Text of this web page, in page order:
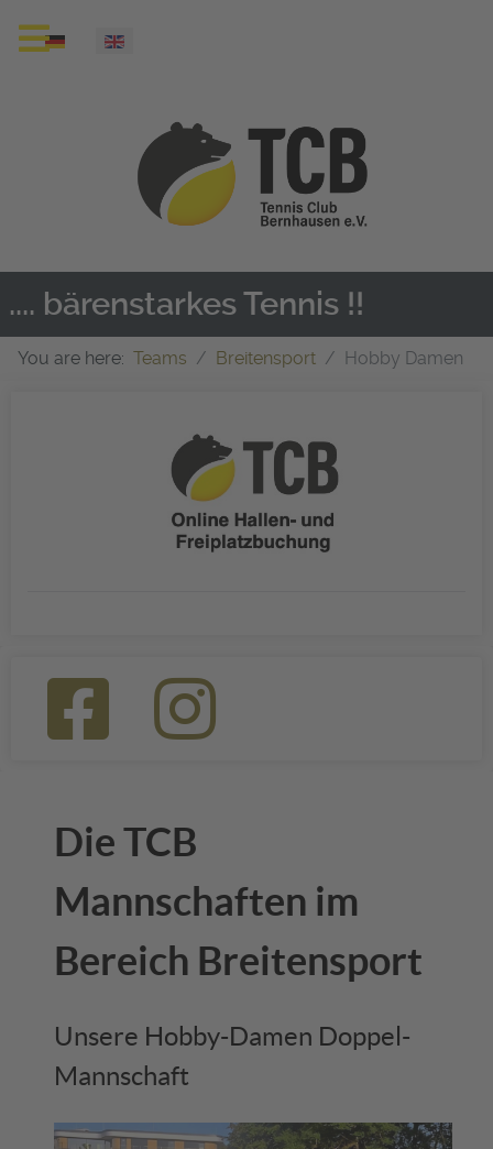
Select your language
.... bärenstarkes Tennis !!
You are here: Teams Breitensport Hobby Damen
Die TCB
Mannschaften im
Bereich Breitensport
Unsere Hobby-Damen Doppel-
Mannschaft